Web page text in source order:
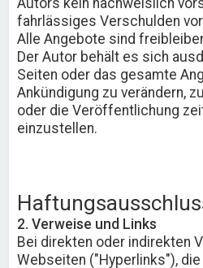
fahrlässiges Verschulden
Alle Angebote sind
Der Autor behält es sich
Seiten oder das gesamte
Ankündigung zu verändern,
oder die Veröffentlichung
einzustellen.
2. Verweise und Links
Bei direkten oder indirekten
Webseiten ("Hyperlinks"),